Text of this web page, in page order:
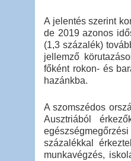
A jelentés szerint
de 2019 azonos
(1,3 százalék)
jellemző
főként rokon- és
hazánkba.
A szomszédos
Ausztriából
százalékkal
munkavégzés,